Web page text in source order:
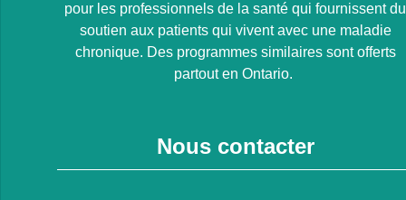
pour les professionnels de la santé qui fournissent du
soutien aux patients qui vivent avec une maladie
chronique. Des programmes similaires sont offerts
partout en Ontario.
Nous contacter